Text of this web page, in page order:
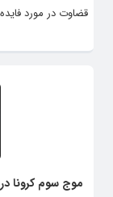
قضاوت در مورد
موج سوم کرونا